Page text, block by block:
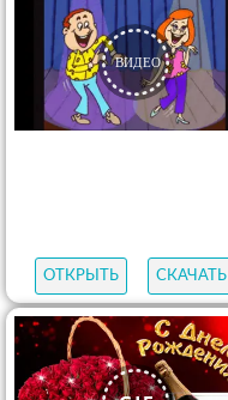
ОТКРЫТЬ СКАЧАТЬ